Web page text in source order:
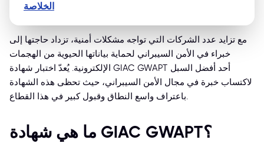
الخلاصة
مع تزايد عدد الشركات التي تواجه مشكلات أمنية، تزداد حاجتها إلى
خبراء في الأمن السيبراني لحماية بياناتها الحيوية من الهجمات
الإلكترونية. يُعدّ اختبار شهادة GIAC GWAPT أحد أفضل السبل
لاكتساب خبرة في مجال الأمن السيبراني، حيث تحظى هذه الشهادة
باعتراف واسع النطاق وقبول كبير في هذا القطاع.
ما هي شهادة GIAC GWAPT؟